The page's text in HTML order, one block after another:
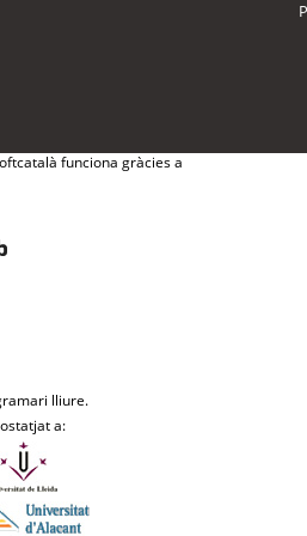
funciona gràcies a
lliure.
a: